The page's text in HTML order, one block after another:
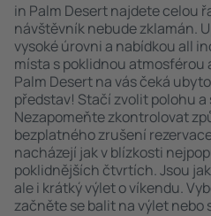
in Palm Desert najdete celou
návštěvník nebude zklamán.
vysoké úrovni a nabídkou all
místa s poklidnou atmosférou
Palm Desert na vás čeká
představ! Stačí zvolit polohu
Nezapomeňte zkontrolovat
bezplatného zrušení
nacházejí jak v blízkosti
poklidnějších čtvrtích. Jsou
ale i krátký výlet o víkendu.
začněte se balit na výlet nebo